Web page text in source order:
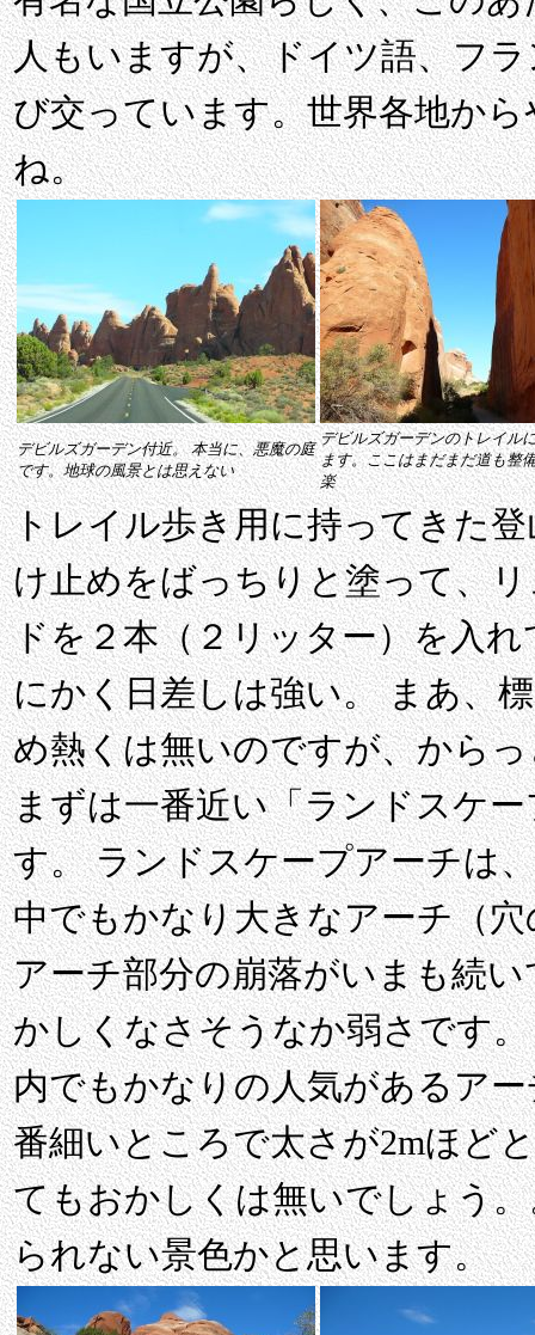
人もいますが、ドイツ語、フ
び交っています。世界各地か
ね。
デビルズガーデン付近。 本当に、悪魔の庭
です。地球の風景とは思えない
デビルズガーデンのトレイル
ます。ここはまだまだ道も整
楽
トレイル歩き用に持ってきた
け止めをばっちりと塗って、
ドを２本（２リッター）を入
にかく日差しは強い。 まあ、
め熱くは無いのですが、から
まずは一番近い「ランドスケ
す。 ランドスケープアーチは
中でもかなり大きなアーチ（
アーチ部分の崩落がいまも続
かしくなさそうなか弱さです
内でもかなりの人気があるア
番細いところで太さが2mほど
てもおかしくは無いでしょう
られない景色かと思います。